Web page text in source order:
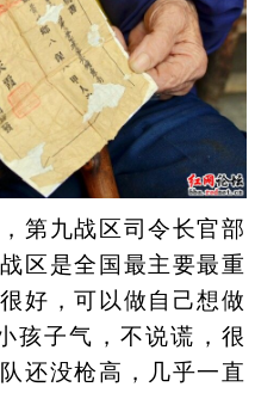
九战区司令长官部
区是全国最主要最重
好，可以做自己想做
孩子气，不说谎，很
还没枪高，几乎一直